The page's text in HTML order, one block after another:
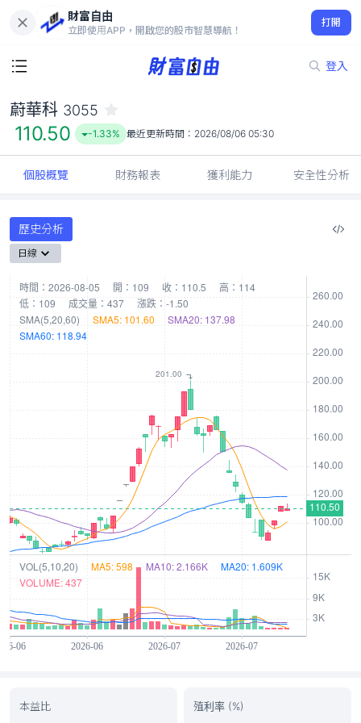
財富自由
立即使用APP，開啟您的股市智慧導航！
打開
登入
110.50
-1.33%
蔚華科 3055
110.50 -1.33% 最近更新時間： 2026/08/06 05:30
個股概覽 財務報表 獲利能力 安全性分析
歷史分析
日線
本益比 殖利率 (%)